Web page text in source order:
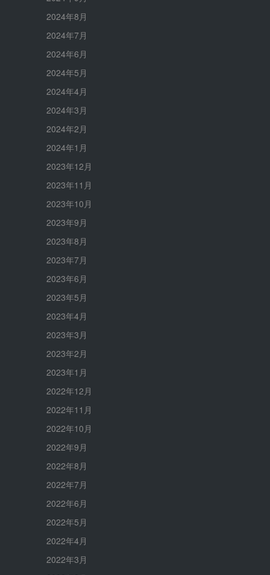
2024年8月
2024年7月
2024年6月
2024年5月
2024年4月
2024年3月
2024年2月
2024年1月
2023年12月
2023年11月
2023年10月
2023年9月
2023年8月
2023年7月
2023年6月
2023年5月
2023年4月
2023年3月
2023年2月
2023年1月
2022年12月
2022年11月
2022年10月
2022年9月
2022年8月
2022年7月
2022年6月
2022年5月
2022年4月
2022年3月